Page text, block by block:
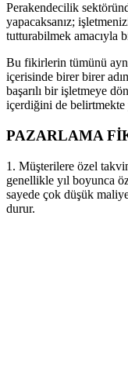
Perakendecilik
yapacaksanız;
tutturabilmek amacıyla
Bu fikirlerin tümünü
içerisinde birer birer
başarılı bir işletmeye
içerdiğini de belirtmekte
PAZARLAMA
1. Müşterilere özel
genellikle yıl boyunca
sayede çok düşük
durur.